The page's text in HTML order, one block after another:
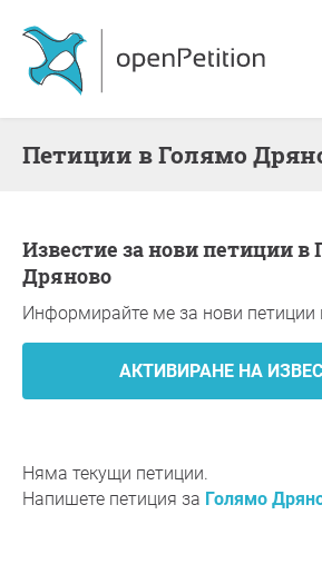
Петиции в Голямо
Известие за нови петиции в Голямо
Дряново
Информирайте ме за нови петиции
Няма текущи петиции.
Напишете петиция за Голямо